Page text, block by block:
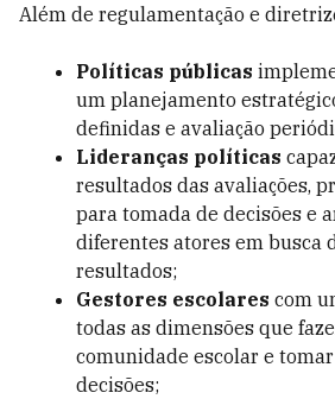
Além de regulamentação e
Políticas públicas
um planejamento
definidas e avaliação
Lideranças políticas
resultados das avaliações,
para tomada de decisões e
diferentes atores em busca
resultados;
Gestores escolares com
todas as dimensões que
comunidade escolar e
decisões;